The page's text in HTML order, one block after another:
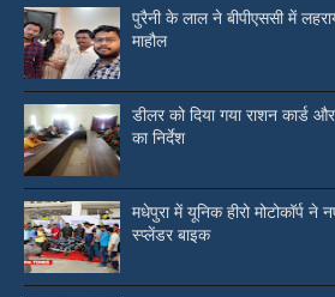
पुरैनी के लाल ने बीपीएससी में
माहौल
डीलर को दिया गया राशन कार्ड
का निर्देश
मधेपुरा में यूनिक हीरो मोटोकॉर्प ने
स्प्लेंडर बाइक